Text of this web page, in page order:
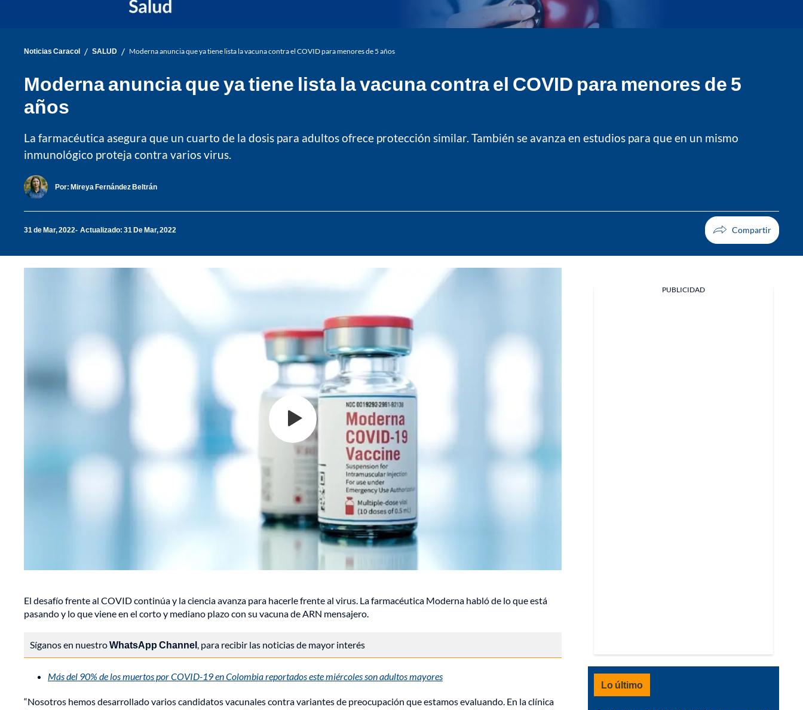
Noticias Caracol / SALUD / Moderna anuncia que ya tiene lista la vacuna contra el COVID para menores de 5 años
Moderna anuncia que ya tiene lista la vacuna contra el COVID para menores de 5
años
La farmacéutica asegura que un cuarto de la dosis para adultos ofrece protección similar. También se avanza en estudios para que en un mismo
inmunológico proteja contra varios virus.
Por: Mireya Fernández Beltrán
31 de Mar, 2022 Actualizado: 31 De Mar, 2022
El desafío frente al COVID continúa y la ciencia avanza para hacerle frente al virus. La farmacéutica Moderna habló de lo que está
pasando y lo que viene en el corto y mediano plazo con su vacuna de ARN mensajero.
Síganos en nuestroWhatsApp Channel, para recibir las noticias de mayor interés
Más del 90% de los muertos por COVID-19 en Colombia reportados este miércoles son adultos mayores
“Nosotros hemos desarrollado varios candidatos vacunales contra variantes de preocupación que estamos evaluando. En la clínica
PUBLICIDAD
Lo último